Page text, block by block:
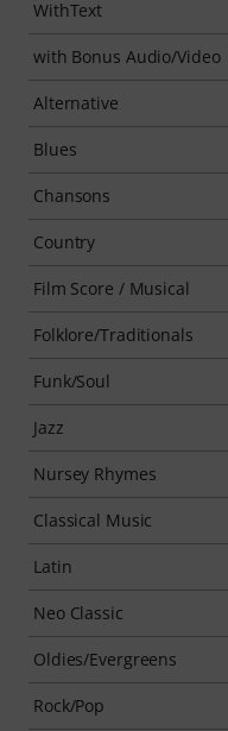
WithText
with Bonus Audio/Video
Alternative
Blues
Chansons
Country
Film Score / Musical
Folklore/Traditionals
Funk/Soul
Jazz
Nursey Rhymes
Classical Music
Latin
Neo Classic
Oldies/Evergreens
Rock/Pop